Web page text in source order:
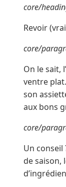
core/
Revoir
core/
On le sait,
ventre
son
aux bons
core/
Un
de saison,